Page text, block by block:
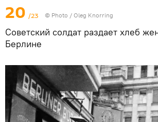
20 /23 © Photo / Oleg Knorring
Советский солдат раздает хлеб
Берлине